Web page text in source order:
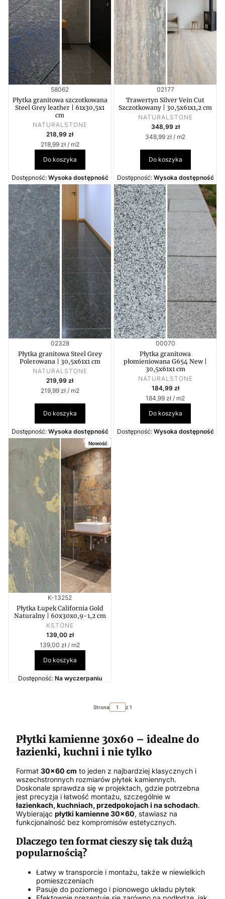
Kod produktu
58062
Płytka granitowa szczotkowana
Steel Grey leather | 61x30,5x1
cm
PRODUCENT
NATURALSTONE
Cena
218,99 zł
Cena jednostkowa
218,99 zł / m2
Do koszyka
Dostępność: Wysoka dostępność
Kod produktu
02177
Trawertyn Silver Vein Cut
Szczotkowany | 30,5x61x1,2 cm
PRODUCENT
NATURALSTONE
Cena
348,99 zł
Cena jednostkowa
348,99 zł / m2
Do koszyka
Dostępność: Wysoka dostępność
Kod produktu
02328
Płytka granitowa Steel Grey
Polerowana | 30,5x61x1 cm
PRODUCENT
NATURALSTONE
Cena
219,99 zł
Cena jednostkowa
219,99 zł / m2
Do koszyka
Dostępność: Wysoka dostępność
Kod produktu
00070
Płytka granitowa
płomieniowana G654 New |
30,5x61x1 cm
PRODUCENT
NATURALSTONE
Cena
184,99 zł
Cena jednostkowa
184,99 zł / m2
Do koszyka
Dostępność: Wysoka dostępność
Nowość
Kod produktu
K-13252
Płytka Łupek California Gold
Naturalny | 60x30x0,9-1,2 cm
PRODUCENT
KSTONE
Cena
139,00 zł
Cena jednostkowa
139,00 zł / m2
Do koszyka
Dostępność: Na wyczerpaniu
Strona z 1
Płytki kamienne 30x60 – idealne do
łazienki, kuchni i nie tylko
Format 30x60 cm to jeden z najbardziej klasycznych i
wszechstronnych rozmiarów płytek kamiennych.
Doskonale sprawdza się w projektach, gdzie potrzebna
jest precyzja i łatwość montażu, szczególnie w
łazienkach, kuchniach, przedpokojach i na schodach.
Wybierając płytki kamienne 30x60, stawiasz na
funkcjonalność bez kompromisów estetycznych.
Dlaczego ten format cieszy się tak dużą
popularnością?
Łatwy w transporcie i montażu, także w niewielkich
pomieszczeniach
Pasuje do poziomego i pionowego układu płytek